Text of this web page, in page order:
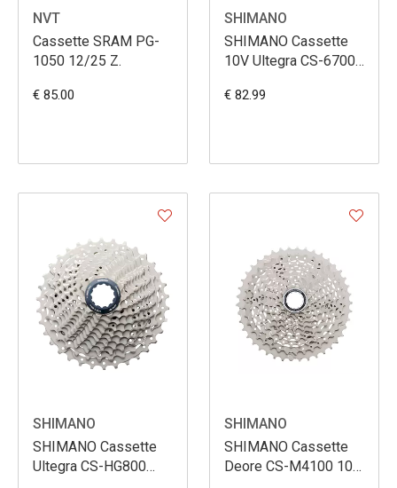
NVT
Cassette SRAM PG-
1050 12/25 Z.
€ 85.00
SHIMANO
SHIMANO Cassette
10V Ultegra CS-6700
€ 82.99
SHIMANO
SHIMANO Cassette
Ultegra CS-HG800
SHIMANO
SHIMANO Cassette
Deore CS-M4100 10V